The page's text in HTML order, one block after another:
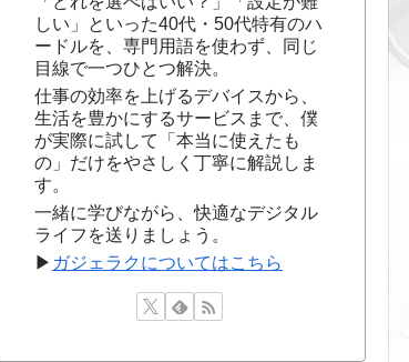
しい」といった40代・50代特有のハ
ードルを、専門用語を使わず、同じ
目線で一つひとつ解決。
仕事の効率を上げるデバイスから、
生活を豊かにするサービスまで、僕
が実際に試して「本当に使えたも
の」だけをやさしく丁寧に解説しま
す。
一緒に学びながら、快適なデジタル
ライフを送りましょう。
▶ ガジェラクについてはこちら